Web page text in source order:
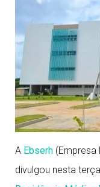
A Ebserh (Empresa
divulgou nesta